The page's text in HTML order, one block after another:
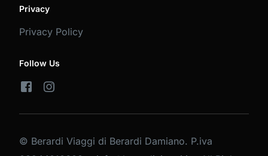
Privacy
Privacy Policy
Follow Us
© Berardi Viaggi di Berardi Damiano. P.iva